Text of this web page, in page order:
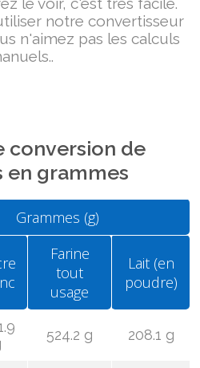
notre convertisseur
n'aimez pas les calculs
conversion de
grammes
Grammes (g)
Farine
tout
usage
Lait (en
poudre)
524.2 g 208.1 g